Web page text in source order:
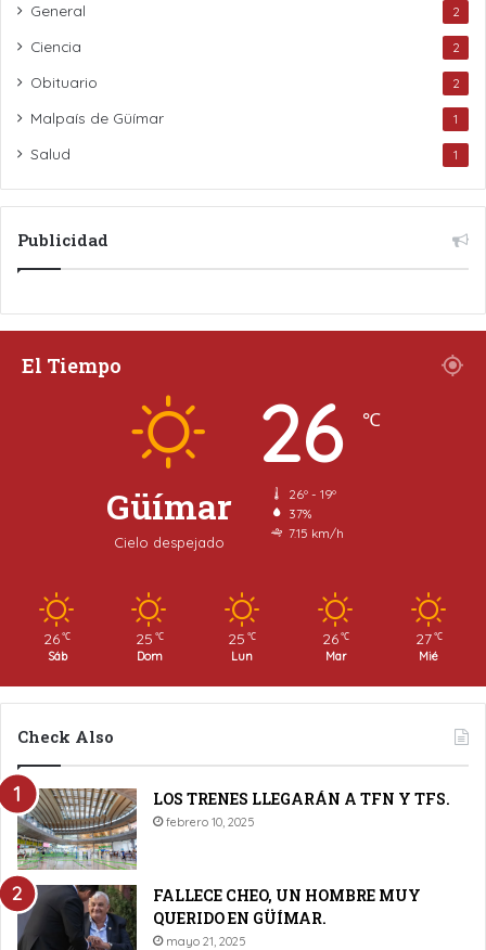
General 2
Ciencia 2
Obituario 2
Malpaís de Güímar 1
Salud 1
Publicidad
El Tiempo
Güímar
Cielo despejado
26 ℃
26º - 19º
37%
7.15 km/h
26 ℃
Sáb
25 ℃
Dom
25 ℃
Lun
26 ℃
Mar
27 ℃
Mié
Check Also
LOS TRENES LLEGARÁN A TFN Y TFS.
febrero 10, 2025
FALLECE CHEO, UN HOMBRE MUY
QUERIDO EN GÜÍMAR.
mayo 21, 2025